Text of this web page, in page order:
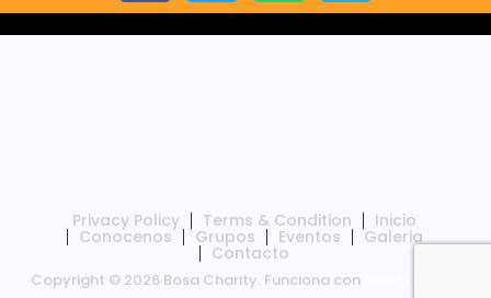
Privacy Policy Terms & Condition Inicio
Conocenos Grupos Eventos Galeria
Contacto
Copyright © 2026 Bosa Charity. Funciona con